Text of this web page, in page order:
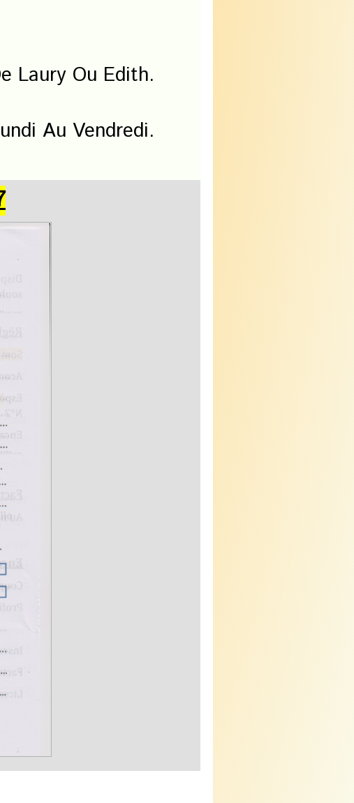
Laury Ou Edith.
Au Vendredi.